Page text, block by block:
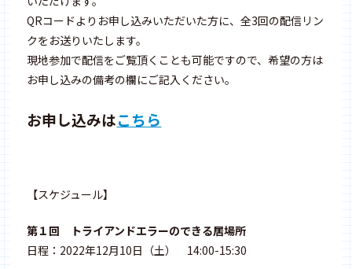
QRコードよりお申し込みいただいた方に、全3回の配信リン
クをお送りいたします。
現地参加で配信をご覧頂くことも可能ですので、希望の方は
お申し込みの備考の欄にご記入ください。
お申し込みはこちら
【スケジュール】
第１回 トライアンドエラーのできる居場所
日程：2022年12月10日（土） 14:00-15:30